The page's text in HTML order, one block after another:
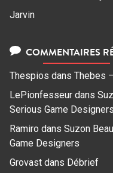
Jarvin
COMMENTAIRES
Thespios dans Thebes
LePionfesseur dans
Serious Game Designers
Ramiro dans Suzon
Game Designers
Grovast dans Débrief